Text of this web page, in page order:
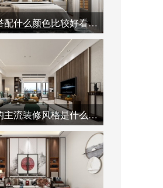
房间灰色搭配什么颜色比较好看-泓壹设计
家庭装修的主流装修风格是什么-泓壹设计